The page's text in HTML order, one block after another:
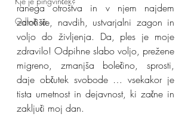
Odloči se
ranega otroštva in v njem najdem
zatočišče, navdih, ustvarjalni zagon in
voljo do življenja. Da, ples je moje
zdravilo! Odpihne slabo voljo, prežene
migreno, zmanjša bolečino, sprosti,
daje občutek svobode … vsekakor je
tista umetnost in dejavnost, ki začne in
zaključi moj dan.